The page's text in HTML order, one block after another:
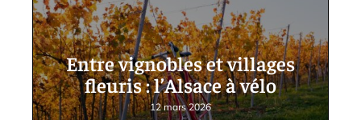
Entre vignobles et villages
fleuris : l’Alsace à vélo
12 mars 2026